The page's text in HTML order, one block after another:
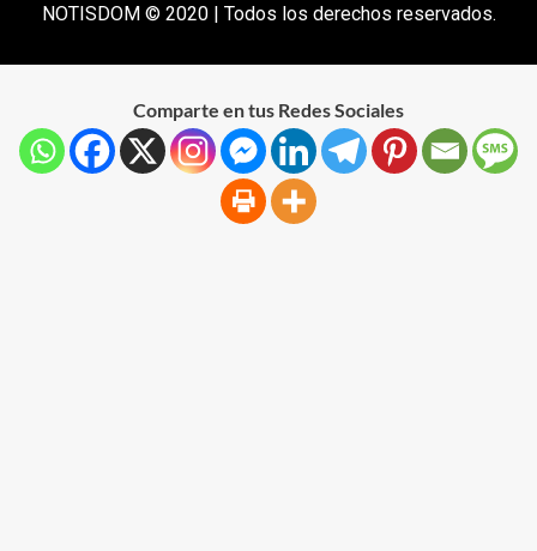
NOTISDOM © 2020 | Todos los derechos reservados.
Comparte en tus Redes Sociales